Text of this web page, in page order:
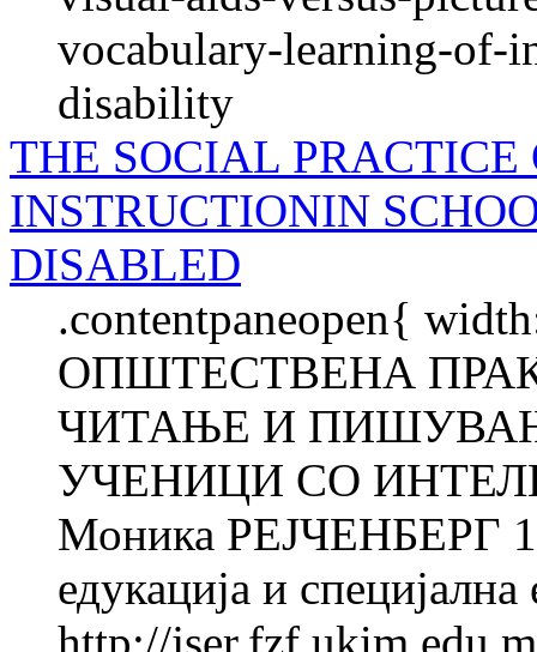
vocabulary-learning-
disability
THE SOCIAL
INSTRUCTIONIN
DISABLED
.contentpaneopen{
ОПШТЕСТВЕНА
ЧИТАЊЕ И
УЧЕНИЦИ СО
Моника РЕЈЧЕНБЕРГ
едукација и
http://